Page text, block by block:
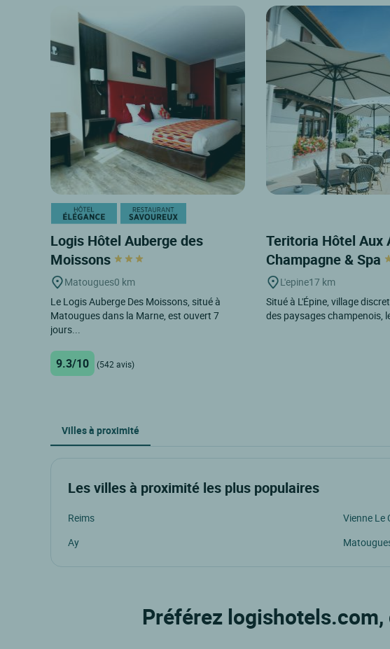
Logis Hôtel Auberge des
Moissons
Matougues0 km
Le Logis Auberge Des Moissons, situé à
Matougues dans la Marne, est ouvert 7
jours...
9.3/10 (542 avis)
Teritoria Hôtel Aux
Champagne & Spa
L'epine17 km
Situé à L'Épine, village
des paysages champenois,
Villes à proximité
Les villes à proximité les plus populaires
Reims Vienne Le
Ay
Préférez